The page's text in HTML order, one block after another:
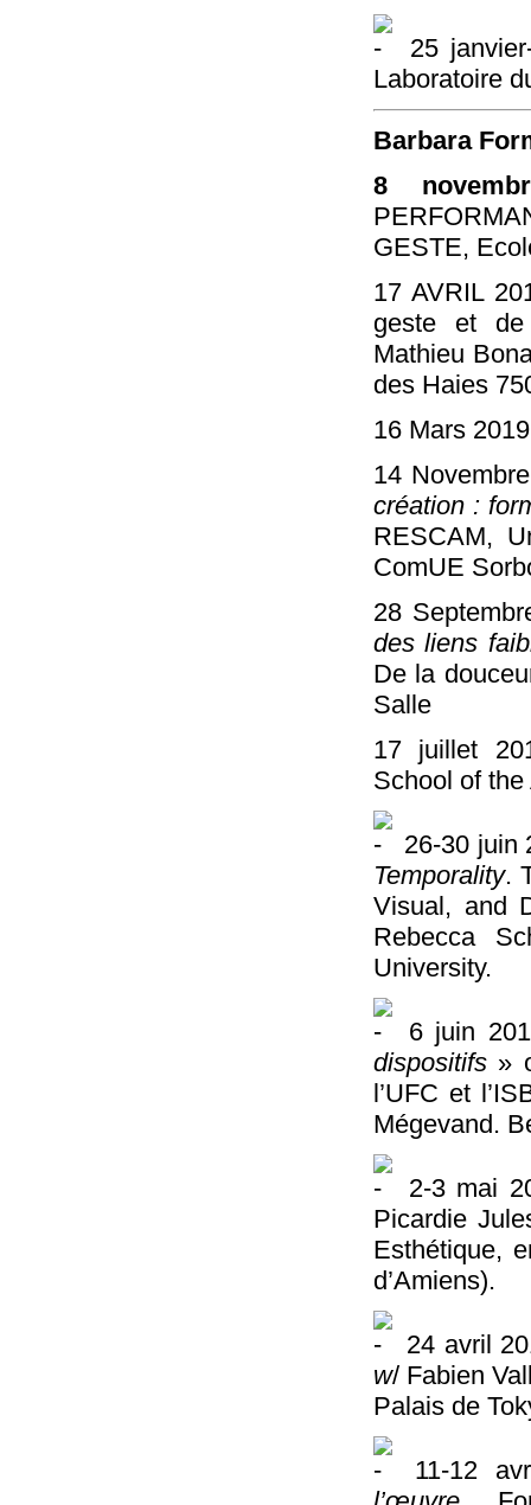
25
Laboratoire
Barbara
8
GESTE,
17 AVRIL
geste et de
Mathieu
des Haies
16 Mars
14
création :
RESCAM,
ComUE
28
des liens
De la
Salle
17 juillet
School of
26-30 juin
Temporality.
Visual, and
Rebecca
University.
6 juin
dispositifs »
l’UFC et
Mégevand.
2-3 mai
Picardie
Esthétique,
d’Amiens).
24 avril
w/ Fabien
Palais de
11-12